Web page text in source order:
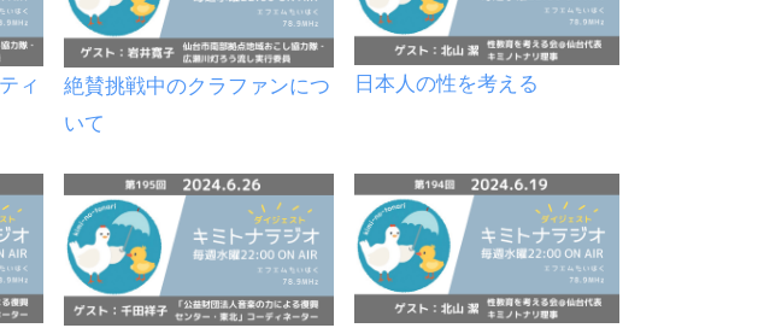
ィ
絶賛挑戦中のクラファンにつ
いて
日本人の性を考える